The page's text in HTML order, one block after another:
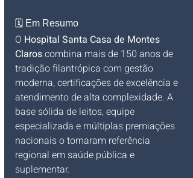
🗓️ Em Resumo
O Hospital Santa Casa de Montes
Claros combina mais de 150 anos de
tradição filantrópica com gestão
moderna, certificações de excelência e
atendimento de alta complexidade. A
base sólida de leitos, equipe
especializada e múltiplas premiações
nacionais o tornaram referência
regional em saúde pública e
suplementar.